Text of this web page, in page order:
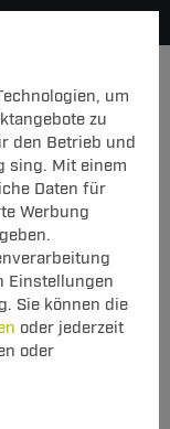
um
zu
den Betrieb und
sing. Mit einem
Daten für
Werbung
Einstellungen
. Sie können die
oder jederzeit
oder
Sie sich bitte
Passwort an.
anmelden.